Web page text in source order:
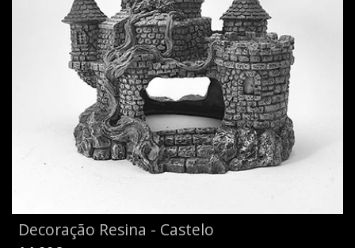
Decoração Resina - Castelo